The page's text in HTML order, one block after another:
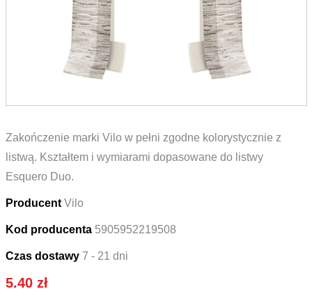
Zakończenie marki Vilo w pełni zgodne kolorystycznie z
listwą. Kształtem i wymiarami dopasowane do listwy
Esquero Duo.
Producent Vilo
Kod producenta 5905952219508
Czas dostawy 7 - 21 dni
5.40 zł